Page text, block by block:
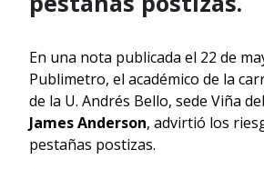
En una nota publicada el 22 de
Publimetro, el académico de la
de la U. Andrés Bello, sede Viña
James Anderson, advirtió los
pestañas postizas.